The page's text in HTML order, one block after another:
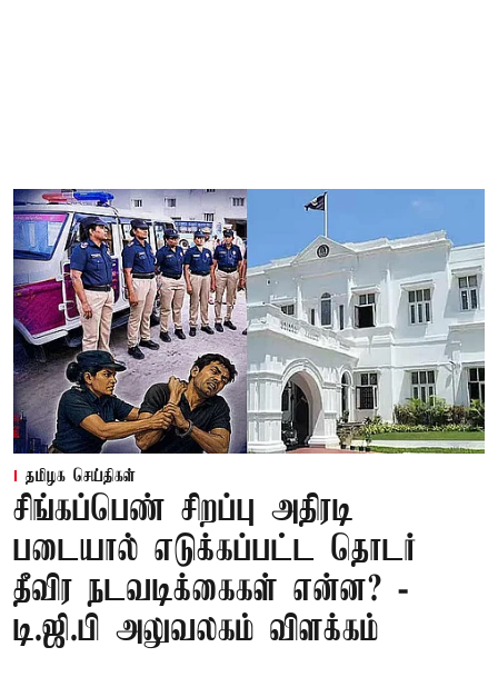
தமிழக செய்திகள்
சிங்கப்பெண் சிறப்பு அதிரடி
படையால் எடுக்கப்பட்ட தொடர்
தீவிர நடவடிக்கைகள் என்ன? -
டி.ஜி.பி அலுவலகம் விளக்கம்